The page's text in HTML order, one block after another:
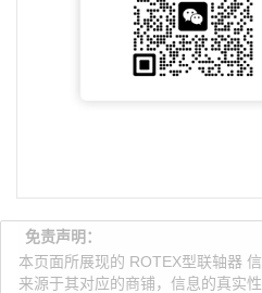
免责声明：
本页面所展现的 ROTEX型联轴器
来源于其对应的商铺，信息的真实